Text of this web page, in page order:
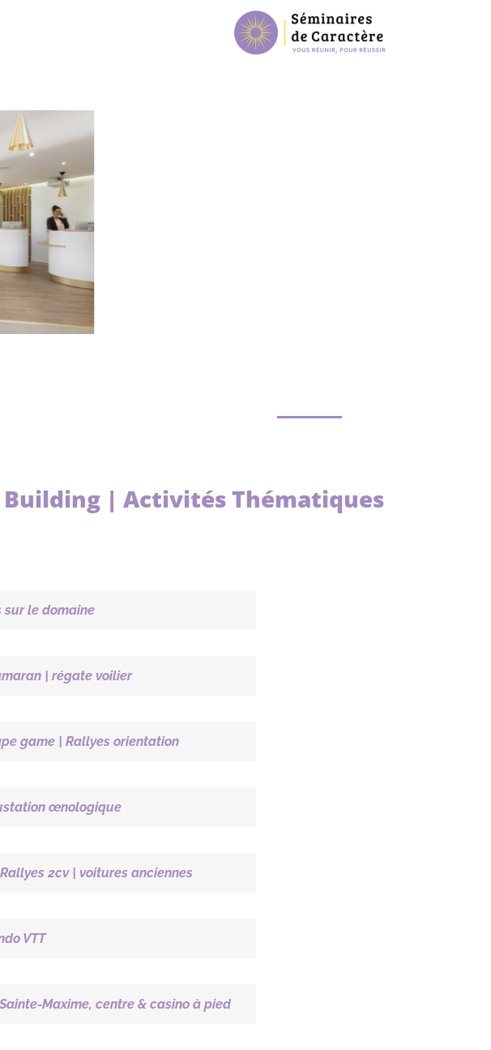
| Activités Thématiques
sur le domaine
| régate voilier
game | Rallyes orientation
œnologique
2cv | voitures anciennes
VTT
Maxime, centre & casino à pied